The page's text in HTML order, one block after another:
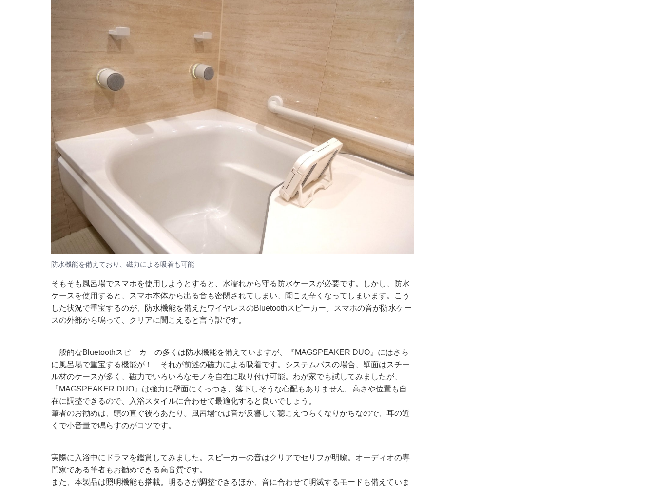
防水機能を備えており、磁力による吸着も可能
そもそも風呂場でスマホを使用しようとすると、水濡れから守る防水ケースが必要です。しかし、防水
ケースを使用すると、スマホ本体から出る音も密閉されてしまい、聞こえ辛くなってしまいます。こう
した状況で重宝するのが、防水機能を備えたワイヤレスのBluetoothスピーカー。スマホの音が防水ケー
スの外部から鳴って、クリアに聞こえると言う訳です。
一般的なBluetoothスピーカーの多くは防水機能を備えていますが、『MAGSPEAKER DUO』にはさら
に風呂場で重宝する機能が！ それが前述の磁力による吸着です。システムバスの場合、壁面はスチー
ル材のケースが多く、磁力でいろいろなモノを自在に取り付け可能。わが家でも試してみましたが、
『MAGSPEAKER DUO』は強力に壁面にくっつき、落下しそうな心配もありません。高さや位置も自
在に調整できるので、入浴スタイルに合わせて最適化すると良いでしょう。
筆者のお勧めは、頭の直ぐ後ろあたり。風呂場では音が反響して聴こえづらくなりがちなので、耳の近
くで小音量で鳴らすのがコツです。
実際に入浴中にドラマを鑑賞してみました。スピーカーの音はクリアでセリフが明瞭。オーディオの専
門家である筆者もお勧めできる高音質です。
また、本製品は照明機能も搭載。明るさが調整できるほか、音に合わせて明滅するモードも備えていま